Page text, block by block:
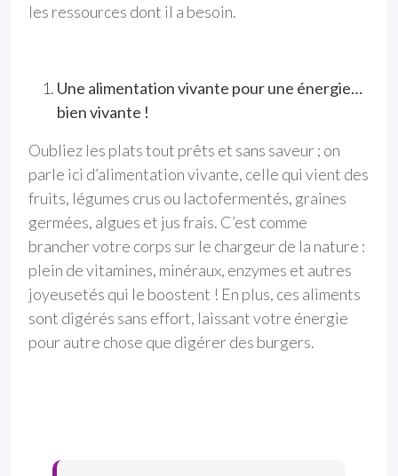
les ressources dont il a besoin.
Une alimentation vivante pour une énergie…
bien vivante !
Oubliez les plats tout prêts et sans saveur ; on
parle ici d’alimentation vivante, celle qui vient des
fruits, légumes crus ou lactofermentés, graines
germées, algues et jus frais. C’est comme
brancher votre corps sur le chargeur de la nature :
plein de vitamines, minéraux, enzymes et autres
joyeusetés qui le boostent ! En plus, ces aliments
sont digérés sans effort, laissant votre énergie
pour autre chose que digérer des burgers.